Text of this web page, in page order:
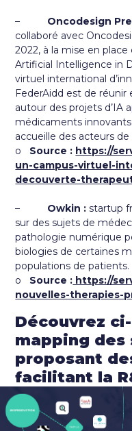
– Oncodesign
collaboré avec
2022, à la mise en
Artificial Intelligence in
virtuel international
FederAidd est de
autour des projets d’IA
médicaments
accueille des acteurs
o
Source : https://
un-campus-virtuel-
decouverte-
– Owkin :startup
sur des sujets de
pathologie numérique
biologies de certaines
populations de patients.
o
Source : https://
nouvelles-therapies-
Découvrez
mapping des
proposant
facilitant la